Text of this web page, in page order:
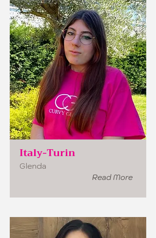
Italy-Turin
Glenda
Read More